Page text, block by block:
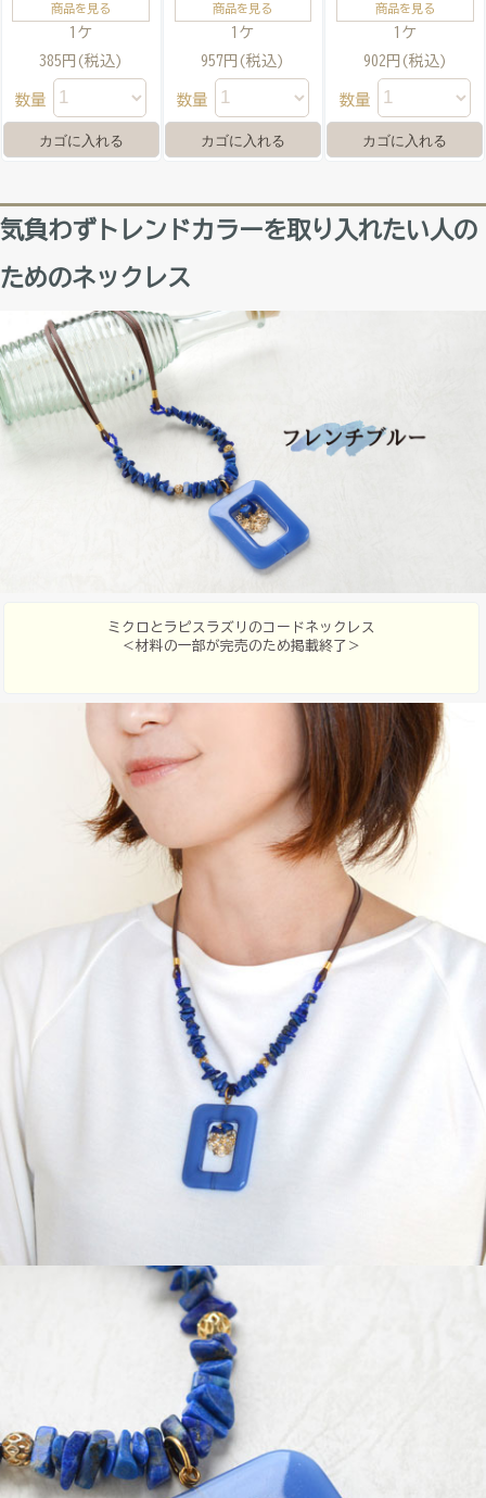
商品を見る
1ケ
385円(税込)
数量
商品を見る
1ケ
957円(税込)
数量
商品を見る
1ケ
902円(税込)
数量
気負わずトレンドカラーを取り入れたい人の
ためのネックレス
ミクロとラピスラズリのコードネックレス
＜材料の一部が完売のため掲載終了＞